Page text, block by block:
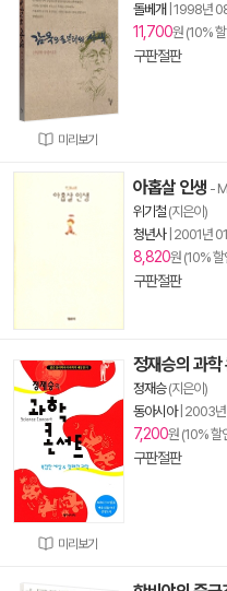
미리보기
돌베개 1998년
11,700원 (10%
구판절판
아홉살 인생 -
위기철 (지은이)
청년사| 2001년
8,820원 (10%
구판절판
미리보기
정재승의 과학
정재승(지은이)
동아시아| 2003년
7,200원 (10% 할
구판절판